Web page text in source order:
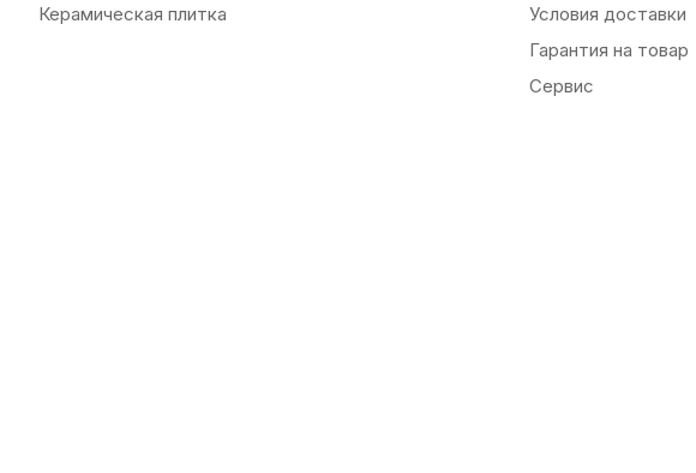
Керамическая плитка
Условия доставки
Гарантия на товар
Сервис